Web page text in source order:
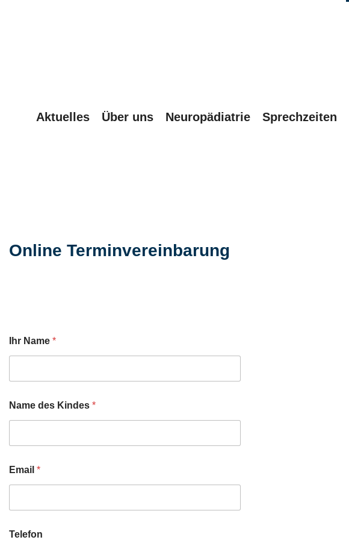
Aktuelles Über uns Neuropädiatrie Sprechzeiten
Online Terminvereinbarung
Ihr Name *
Name des Kindes *
Email *
Telefon